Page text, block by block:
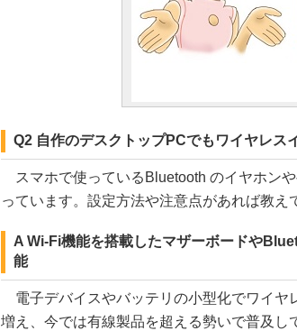
Q2 自作のデスクトップPCでもワイヤレス
スマホで使っているBluetooth のイヤホン
っています。設定方法や注意点があれば教え
A Wi-Fi機能を搭載したマザーボードや
能
電子デバイスやバッテリの小型化でワイヤ
増え、今では有線製品を超える勢いで普及